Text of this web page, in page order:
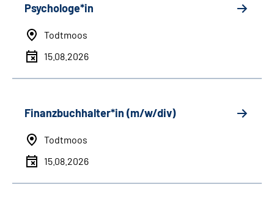
Psychologe*in
Todtmoos
15.08.2026
Finanzbuchhalter*in (m/w/div)
Todtmoos
15.08.2026